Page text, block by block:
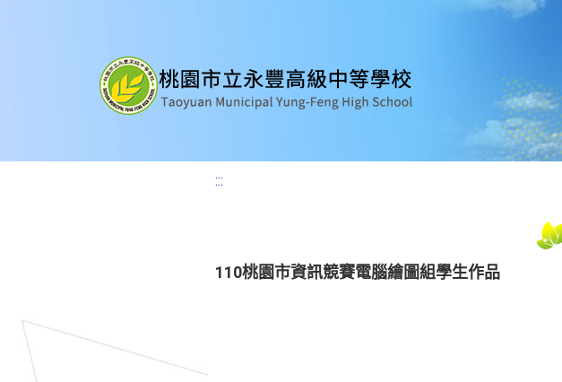
:::
110桃園市資訊競賽電腦繪圖組學生作品